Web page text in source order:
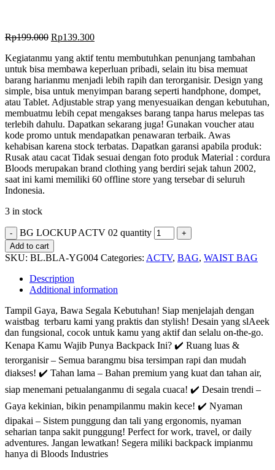
Rp199.000 Rp139.300
Kegiatanmu yang aktif tentu membutuhkan penunjang tambahan
untuk bisa membawa keperluan pribadi, selain itu bisa memuat
barang harianmu menjadi lebih rapih dan terorganisir. Design yang
simple, bisa untuk menyimpan barang seperti handphone, dompet,
atau Tablet. Adjustable strap yang menyesuaikan dengan kebutuhan,
membuatmu lebih cepat mengakses barang tanpa harus melepas tas
terlebih dahulu. Dapatkan sekarang juga! Gunakan voucher atau
kode promo untuk mendapatkan penawaran terbaik. Awas
kehabisan karena stock terbatas. Dapatkan garansi apabila produk:
Rusak atau cacat Tidak sesuai dengan foto produk Material : cordura
Bloods merupakan brand clothing yang berdiri sejak tahun 2002,
saat ini kami memiliki 60 offline store yang tersebar di seluruh
Indonesia.
3 in stock
BG LOCKUP ACTV 02 quantity
Add to cart
SKU: BL.BLA-YG004 Categories: ACTV, BAG, WAIST BAG
Description
Additional information
Tampil Gaya, Bawa Segala Kebutuhan! Siap menjelajah dengan
waistbag terbaru kami yang praktis dan stylish! Desain yang slAeek
dan fungsional, cocok untuk kamu yang aktif dan selalu on-the-go.
Kenapa Kamu Wajib Punya Backpack Ini? ✔️ Ruang luas &
terorganisir – Semua barangmu bisa tersimpan rapi dan mudah
diakses! ✔️ Tahan lama – Bahan premium yang kuat dan tahan air,
siap menemani petualanganmu di segala cuaca! ✔️ Desain trendi –
Gaya kekinian, bikin penampilanmu makin kece! ✔️ Nyaman
dipakai – Sistem punggung dan tali yang ergonomis, nyaman
seharian tanpa sakit punggung! Perfect for work, travel, or daily
adventures. Jangan lewatkan! Segera miliki backpack impianmu
hanya di Bloods Industries